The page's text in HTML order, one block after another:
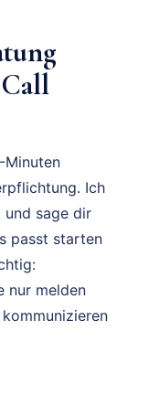
Minuten
Ich
und sage dir
passt starten
nur melden